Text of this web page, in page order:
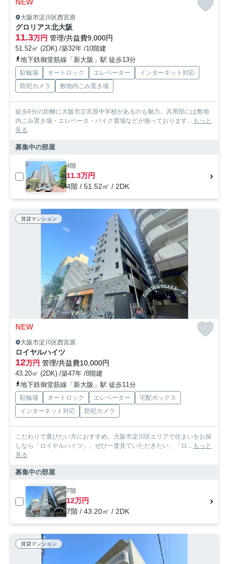
NEW
大阪市淀川区西宮原
グロリアス北大阪
11.3万円 管理/共益費9,000円
51.52㎡ (2DK) /築32年 /10階建
地下鉄御堂筋線「新大阪」駅 徒歩13分
駐輪場 オートロック エレベーター
インターネット対応
防犯カメラ
敷地内ごみ置き場
徒歩6分の距離に大阪市立宮原中学校があるのも魅力。共用部には敷地
内ごみ置き場・エレベータ・バイク置場などが揃っております... もっと
見る
募集中の部屋
4階
11.3万円
4階 / 51.52㎡ / 2DK
賃貸マンション
NEW
大阪市淀川区西宮原
ロイヤルハイツ
12万円 管理/共益費10,000円
43.20㎡ (2DK) /築47年 /8階建
地下鉄御堂筋線「新大阪」駅 徒歩11分
駐輪場 オートロック エレベーター
宅配ボックス
インターネット対応
防犯カメラ
こだわりで選びたい方におすすめ。大阪市淀川区エリアで住まいをお探
しなら「ロイヤルハイツ」。ぜひ一度見ていただきたい、「ロ... もっと
見る
募集中の部屋
7階
12万円
7階 / 43.20㎡ / 2DK
賃貸マンション